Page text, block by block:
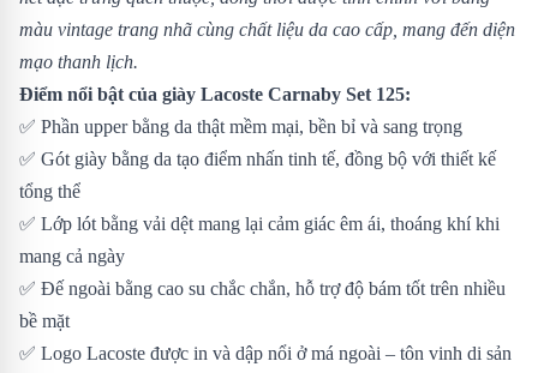
màu vintage trang nhã cùng chất liệu da cao cấp, mang đến diện
mạo thanh lịch.
Điểm nổi bật của giày Lacoste Carnaby Set 125:
✅ Phần upper bằng da thật mềm mại, bền bỉ và sang trọng
✅ Gót giày bằng da tạo điểm nhấn tinh tế, đồng bộ với thiết kế
tổng thể
✅ Lớp lót bằng vải dệt mang lại cảm giác êm ái, thoáng khí khi
mang cả ngày
✅ Đế ngoài bằng cao su chắc chắn, hỗ trợ độ bám tốt trên nhiều
bề mặt
✅ Logo Lacoste được in và dập nổi ở má ngoài – tôn vinh di sản